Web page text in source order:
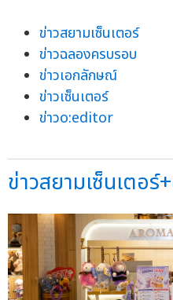
ข่าวสยามเซ็นเตอร์
ข่าวฉลองครบรอบ
ข่าวเอกลักษณ์
ข่าวเซ็นเตอร์
ข่าวo:editor
ข่าวสยามเซ็นเตอ